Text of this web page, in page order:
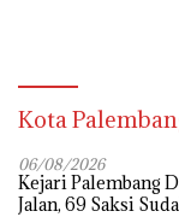
Kota
06/08/2026
Kejari Palembang
Jalan, 69 Saksi